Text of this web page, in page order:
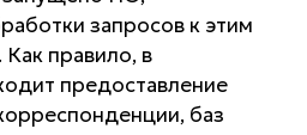
запросов к этим
правило, в
предоставление
баз